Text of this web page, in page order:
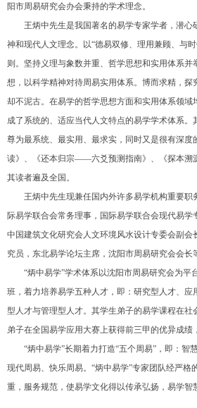
阳市周易研究会办会秉持的学术理念。
王炳中先生是我国著名的易学专家学者，潜心
神和现代人文理念。以“德易双修、理用兼顾、与
则。坚持义理与象数并重、哲学思想和实用体系并
想，以科学精神对待周易实用体系。博而求精，探
却不泥古。在易学的哲学思想方面和实用体系领域
成了系统的、适应当代人文特点的易学学术体系
尊为最系统、最实用、最求实，同时又是很有深度
读》、《还本归宗——六爻预测指南》、《探本溯
其读者遍及全国。
王炳中先生现兼任国内外许多易学机构重要职
际易学联合会常务理事，国际易学联合会现代易学
中国建筑文化研究会人文环境风水设计专委会副会
究员，东北易学论坛主席，沈阳市周易研究会会长
“炳中易学”学术体系以沈阳市周易研究会为平
班，着力培养易学五种人才，即：研究型人才、应
型人才与管理型人才。其学生弟子的易学课程在社
弟子在全国易学应用大赛上获得前三甲的优异成绩
“炳中易学”长期着力打造“五个周易”，即：智慧
现代周易、快乐周易。“炳中易学”专家团队经严格
重，服务规范，使易学文化得以传承弘扬，易学智